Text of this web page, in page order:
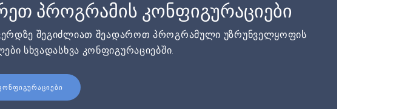
პროგრამის კონფიგურაციები
შეგიძლიათ შეადაროთ პროგრამული უზრუნველყოფის
სხვადასხვა კონფიგურაციებში.